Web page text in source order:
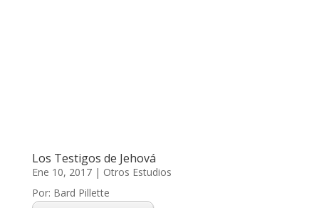
Los Testigos de Jehová
Ene 10, 2017| Otros Estudios
Por: Bard Pillette